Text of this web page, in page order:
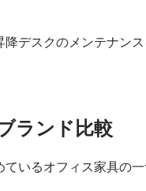
デスクのメンテナン
ランド比較
いるオフィス家具の一